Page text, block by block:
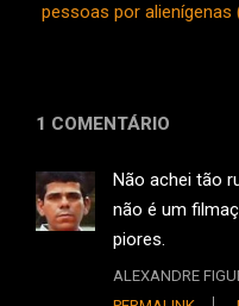
pessoas por alienígenas
1 COMENTÁRIO
Não achei tão
não é um
piores.
ALEXANDRE